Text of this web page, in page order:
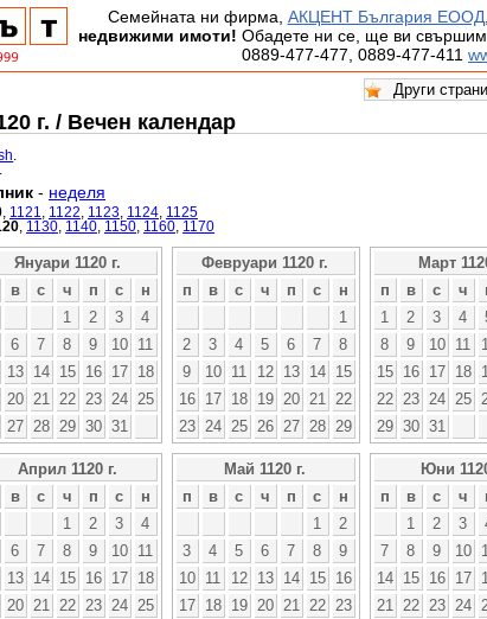
Семейната ни фирма, АКЦЕНТ България ЕООД
недвижими имоти! Обадете ни се, ще ви
0889-477-477, 0889-477-411
г. / Вечен календар
- неделя
1121 1122 1123 1124 1125
1130 1140 1150 1160 1170
Януари 1120 г.
в с ч п с
н
1
2 3
4
6 7 8 9 10
11
13 14 15 16 17
18
20 21 22 23 24
25
27 28 29 30 31
Февруари 1120 г.
п
в с ч п с
н
1
2
3 4 5 6 7
8
9
10 11 12 13 14
15
16
17 18 19 20 21
22
23
24 25 26 27 28 29
Март
п
в с ч
1
2 3 4
8
9 10 11
15
16 17 18
22
23 24 25
29 30 31
Април 1120 г.
в с ч п с
н
1
2 3
4
6 7 8 9 10
11
13 14 15 16 17
18
20 21 22 23 24
25
Май 1120 г.
п
в с ч п с
н
1
2
3
4 5 6 7 8
9
10
11 12 13 14 15
16
17
18 19 20 21 22
23
Юни
п
в с ч
1
2 3
7
8 9 10
14
15 16 17
21
22 23 24